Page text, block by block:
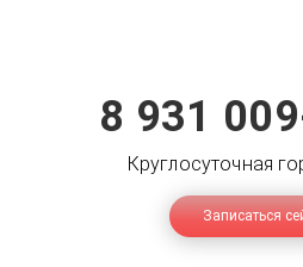
8 931
Круглосуточная
Записаться